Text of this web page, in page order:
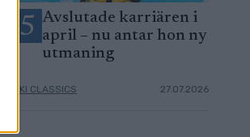
5 Avslutade karriären i
april – nu antar hon ny
utmaning
SKI CLASSICS 27.07.2026